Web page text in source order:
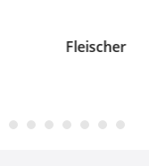
Fleischer